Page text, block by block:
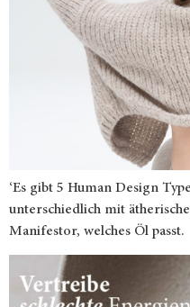
‘Es gibt 5 Human Design
unterschiedlich mit
Manifestor, welches Öl passt.